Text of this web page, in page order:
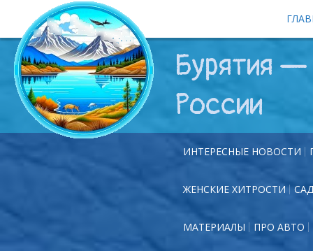
Бурятия —
России
ИНТЕРЕСНЫЕ НОВОСТИ
ЖЕНСКИЕ ХИТРОСТИ
МАТЕРИАЛЫ ПРО АВТО